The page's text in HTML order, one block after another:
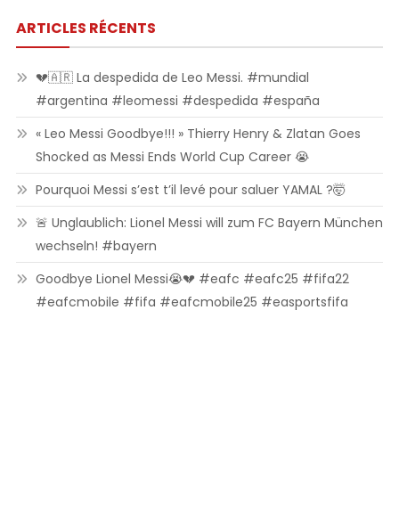
ARTICLES RÉCENTS
💔🇦🇷 La despedida de Leo Messi. #mundial
#argentina #leomessi #despedida #españa
« Leo Messi Goodbye!!! » Thierry Henry & Zlatan Goes
Shocked as Messi Ends World Cup Career 😭
Pourquoi Messi s’est t’il levé pour saluer YAMAL ?🤯
🚨 Unglaublich: Lionel Messi will zum FC Bayern München
wechseln! #bayern
Goodbye Lionel Messi😭💔 #eafc #eafc25 #fifa22
#eafcmobile #fifa #eafcmobile25 #easportsfifa